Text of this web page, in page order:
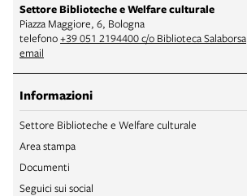
Settore Biblioteche e Welfare culturale
Piazza Maggiore, 6, Bologna
telefono+39 051 2194400 c/o Biblioteca Salaborsa
email
Informazioni
Settore Biblioteche e Welfare culturale
Area stampa
Documenti
Seguici sui social